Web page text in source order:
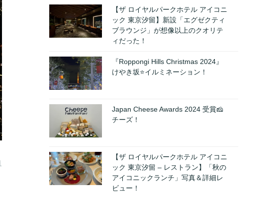
【ザ ロイヤルパークホテル アイコニ
ック 東京汐留】新設「エグゼクティ
ブラウンジ」が想像以上のクオリテ
ィだった！
『Roppongi Hills Christmas 2024』
けやき坂⭐️イルミネーション！
Japan Cheese Awards 2024 受賞🧀
チーズ！
【ザ ロイヤルパークホテル アイコニ
ック 東京汐留 – レストラン】「秋の
アイコニックランチ」写真＆詳細レ
ビュー！